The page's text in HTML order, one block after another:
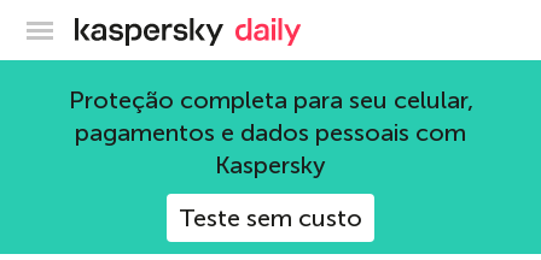
Blog oficial da Kaspersky
Proteção completa para seu celular,
pagamentos e dados pessoais com
Kaspersky
Teste sem custo